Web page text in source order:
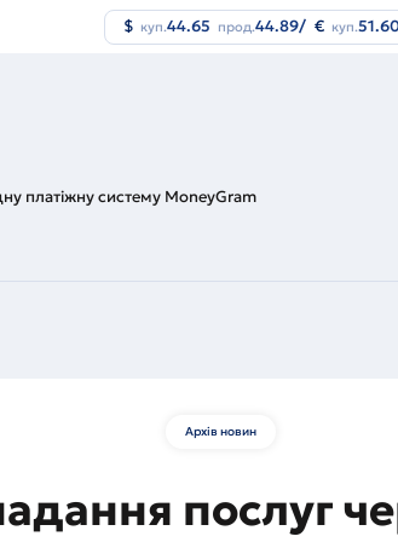
$ куп.44.65 прод.44.89/ € куп.
платіжну систему MoneyGram
Архів новин
послуг